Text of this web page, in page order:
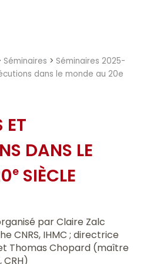
Séminaires > Séminaires 2025-
dans le monde au 20e
ET
DANS LE
e SIÈCLE
par Claire Zalc
CNRS, IHMC ; directrice
et Thomas Chopard (maître
CRH)